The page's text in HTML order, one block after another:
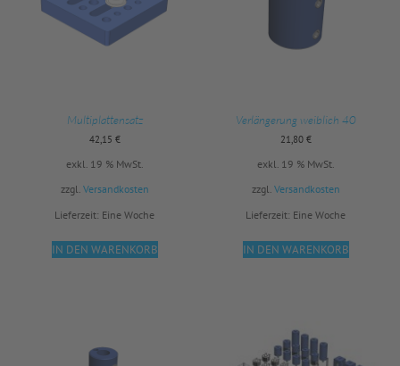
Multiplattensatz
42,15 €
exkl. 19 % MwSt.
zzgl. Versandkosten
Lieferzeit: Eine Woche
IN DEN WARENKORB
Verlängerung weiblich 40
21,80 €
exkl. 19 % MwSt.
zzgl. Versandkosten
Lieferzeit: Eine Woche
IN DEN WARENKORB